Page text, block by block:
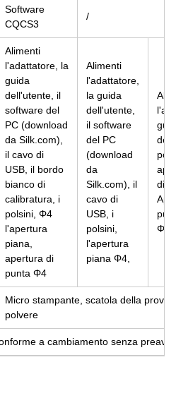
Software
CQCS3
/
Alimenti
l'adattatore, la
guida
dell'utente, il
software del
PC (download
da Silk.com),
il cavo di
USB, il bordo
bianco di
calibratura, i
polsini, Φ4
l'apertura
piana,
apertura di
punta Φ4
Alimenti
l'adattatore,
la guida
dell'utente,
il software
del PC
(download
da
Silk.com), il
cavo di
USB, i
polsini,
l'apertura
piana Φ4,
di
Micro stampante, scatola della prova
polvere
a cambiamento senza